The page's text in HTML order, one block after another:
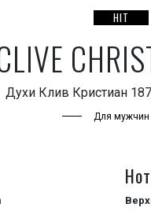
HIT
Духи Клив Кристиан
Для мужчин